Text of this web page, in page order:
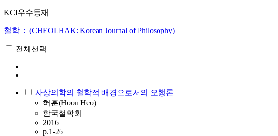
KCI우수등재
철학 : (CHEOLHAK: Korean Journal of Philosophy)
전체선택
사상의학의 철학적 배경으로서의 오행론
허훈(Hoon Heo)
한국철학회
2016
p.1-26